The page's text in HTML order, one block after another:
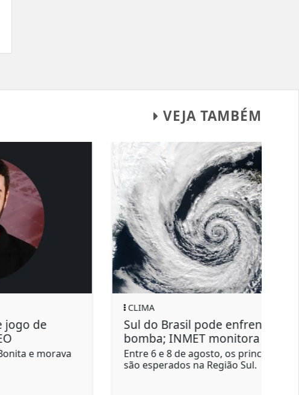
VEJA TAMBÉM
Bombeiros evitam que incêndio
atingisse veículo e condomínio
Casa pegou fogo no cruzamento das ruas
Maria José e Padre João